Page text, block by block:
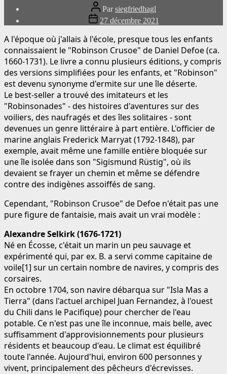
Auteur
du
message
Parsiegfriedhagl
Date
de
publication
27 décembre 2021
A l'époque où j'allais à l'école, presque tous les enfants
connaissaient le "Robinson Crusoe" de Daniel Defoe (ca.
1660-1731). Le livre a connu plusieurs éditions, y compris
des versions simplifiées pour les enfants, et "Robinson"
est devenu synonyme d'ermite sur une île déserte.
Le best-seller a trouvé des imitateurs et les
"Robinsonades" - des histoires d'aventures sur des
voiliers, des naufragés et des îles solitaires - sont
devenues un genre littéraire à part entière. L'officier de
marine anglais Frederick Marryat (1792-1848), par
exemple, avait même une famille entière bloquée sur
une île isolée dans son "Sigismund Rüstig", où ils
devaient se frayer un chemin et même se défendre
contre des indigènes assoiffés de sang.
Cependant, "Robinson Crusoe" de Defoe n'était pas une
pure figure de fantaisie, mais avait un vrai modèle :
Alexandre Selkirk (1676-1721)
Né en Écosse, c'était un marin un peu sauvage et
expérimenté qui, par ex. B. a servi comme capitaine de
voile[1] sur un certain nombre de navires, y compris des
corsaires.
En octobre 1704, son navire débarqua sur "Isla Mas a
Tierra" (dans l'actuel archipel Juan Fernandez, à l'ouest
du Chili dans le Pacifique) pour chercher de l'eau
potable. Ce n'est pas une île inconnue, mais belle, avec
suffisamment d'approvisionnements pour plusieurs
résidents et beaucoup d'eau. Le climat est équilibré
toute l'année. Aujourd'hui, environ 600 personnes y
vivent, principalement des pêcheurs d'écrevisses.